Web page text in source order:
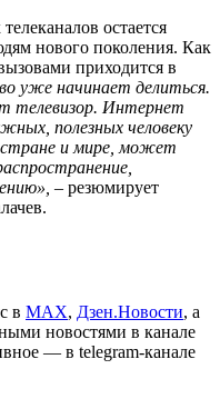
остается
нового поколения. Как
приходится в
уже начинает делиться.
телевизор. Интернет
полезных человеку
стране и мире, может
– резюмирует
в МАХ, Дзен.Новости, а
новостями в канале
— в telegram-канале